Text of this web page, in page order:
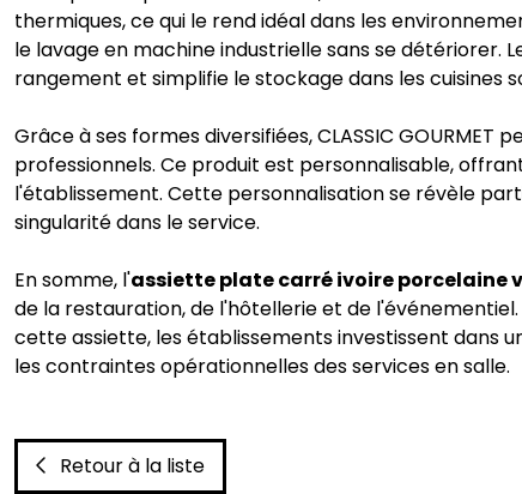
thermiques, ce qui le rend idéal dans les
le lavage en machine industrielle sans se
rangement et simplifie le stockage dans les cuisines
Grâce à ses formes diversifiées, CLASSIC
professionnels. Ce produit est personnalisable,
l'établissement. Cette personnalisation se révèle
singularité dans le service.
En somme, l'assiette plate carré ivoire porcelaine
de la restauration, de l'hôtellerie et de
cette assiette, les établissements investissent dans
les contraintes opérationnelles des services en salle.
Retour à la liste